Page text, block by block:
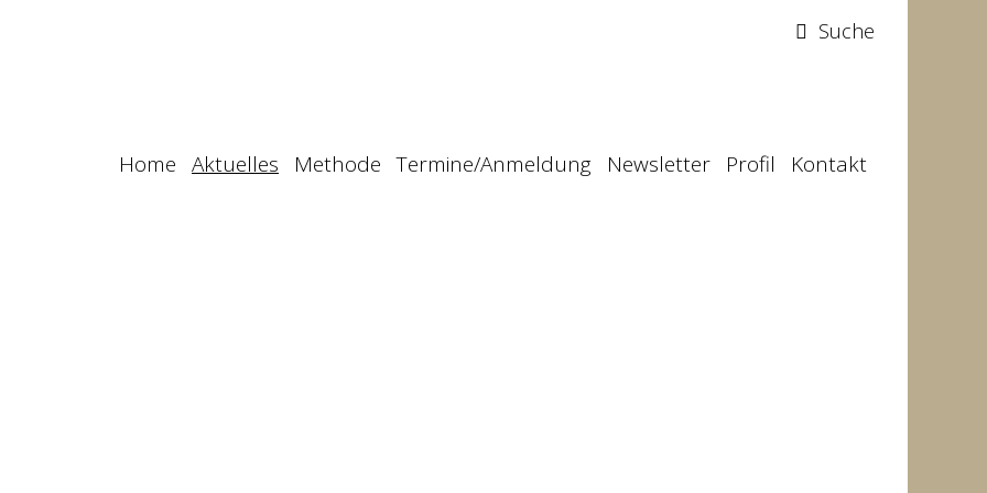
Home Aktuelles Methode Termine/Anmeldung Newsletter Profil Kontakt
Suche